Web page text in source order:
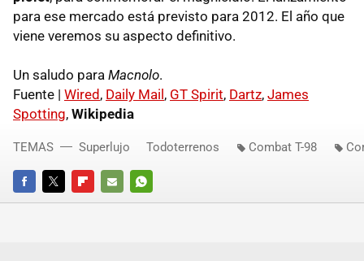
para ese mercado está previsto para 2012. El año que
viene veremos su aspecto definitivo.
Un saludo para Macnolo.
Fuente | Wired , Daily Mail , GT Spirit, Dartz, James
Spotting, Wikipedia
FACEBOOKTWITTERFLIPBOARD
E-
WHATSAPP
TEMAS Superlujo Todoterrenos Combat T-98